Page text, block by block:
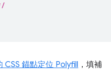
CSS 錨點定位 Polyfill ，填補